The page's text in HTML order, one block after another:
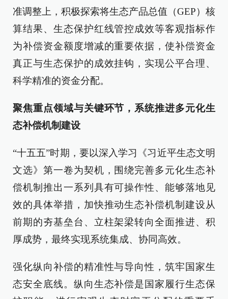
准调整上，积极探索将生态产品总值（GEP）核
算结果、生态保护红线管控成效等客观指标作
为补偿资金额度增减的重要依据，使补偿资金
真正与生态保护的成效挂钩，实现公平合理、
科学精准的资金分配。
聚焦重点领域与关键环节，系统推进多元化生
态补偿机制建设
“十五五”时期，要以深入学习《习近平生态文明
文选》第一卷为契机，围绕完善多元化生态补
偿机制推出一系列具有可操作性、能够落地见
效的具体举措，加快推动生态补偿机制建设从
前期的夯基垒台、立柱架梁转向全面推进、积
厚成势，最终实现系统集成、协同高效。
强化纵向补偿的精准性与导向性，筑牢国家生
态安全底线。纵向生态补偿是国家履行生态保